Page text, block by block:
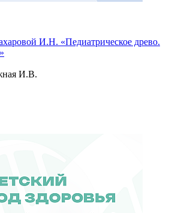
И.Н. «Педиатрическое древо.
И.В.